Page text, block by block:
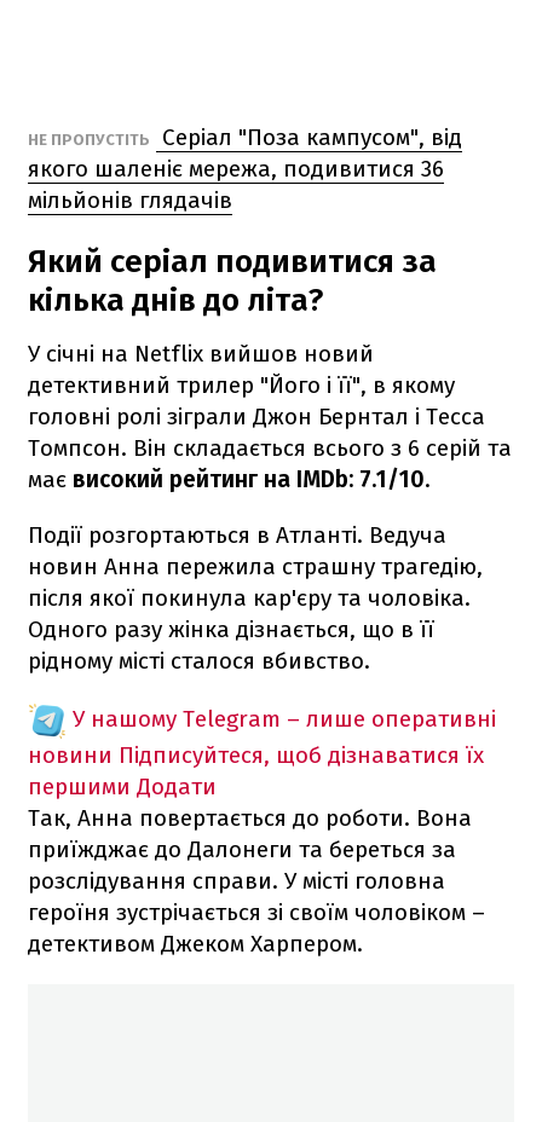
НЕ ПРОПУСТІТЬ
Серіал "Поза кампусом", від
якого шаленіє мережа, подивитися 36
мільйонів глядачів
Який серіал подивитися за
кілька днів до літа?
У січні на Netflix вийшов новий
детективний трилер "Його і її", в якому
головні ролі зіграли Джон Бернтал і Тесса
Томпсон. Він складається всього з 6 серій та
має високий рейтинг на IMDb: 7.1/10.
Події розгортаються в Атланті. Ведуча
новин Анна пережила страшну трагедію,
після якої покинула кар'єру та чоловіка.
Одного разу жінка дізнається, що в її
рідному місті сталося вбивство.
У нашому Telegram – лише оперативні
новини Підписуйтеся, щоб дізнаватися їх
першими Додати
Так, Анна повертається до роботи. Вона
приїжджає до Далонеги та береться за
розслідування справи. У місті головна
героїня зустрічається зі своїм чоловіком –
детективом Джеком Харпером.